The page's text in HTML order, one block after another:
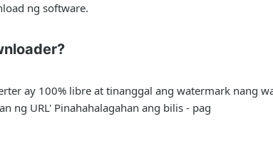
ng software.
ay 100% libre at tinanggal ang watermark nang
ng URL' Pinahahalagahan ang bilis - pag